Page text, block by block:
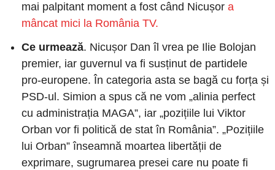
mai palpitant moment a fost când Nicușor a
mâncat mici la România TV.
Ce urmează. Nicușor Dan îl vrea pe Ilie Bolojan
premier, iar guvernul va fi susținut de partidele
pro-europene. În categoria asta se bagă cu forța și
PSD-ul. Simion a spus că ne vom „alinia perfect
cu administrația MAGA”, iar „pozițiile lui Viktor
Orban vor fi politică de stat în România”. „Pozițiile
lui Orban” înseamnă moartea libertății de
exprimare, sugrumarea presei care nu poate fi